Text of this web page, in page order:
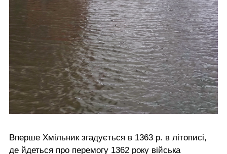
Вперше Хмільник згадується в 1363 р. в літописі,
де йдеться про перемогу 1362 року війська